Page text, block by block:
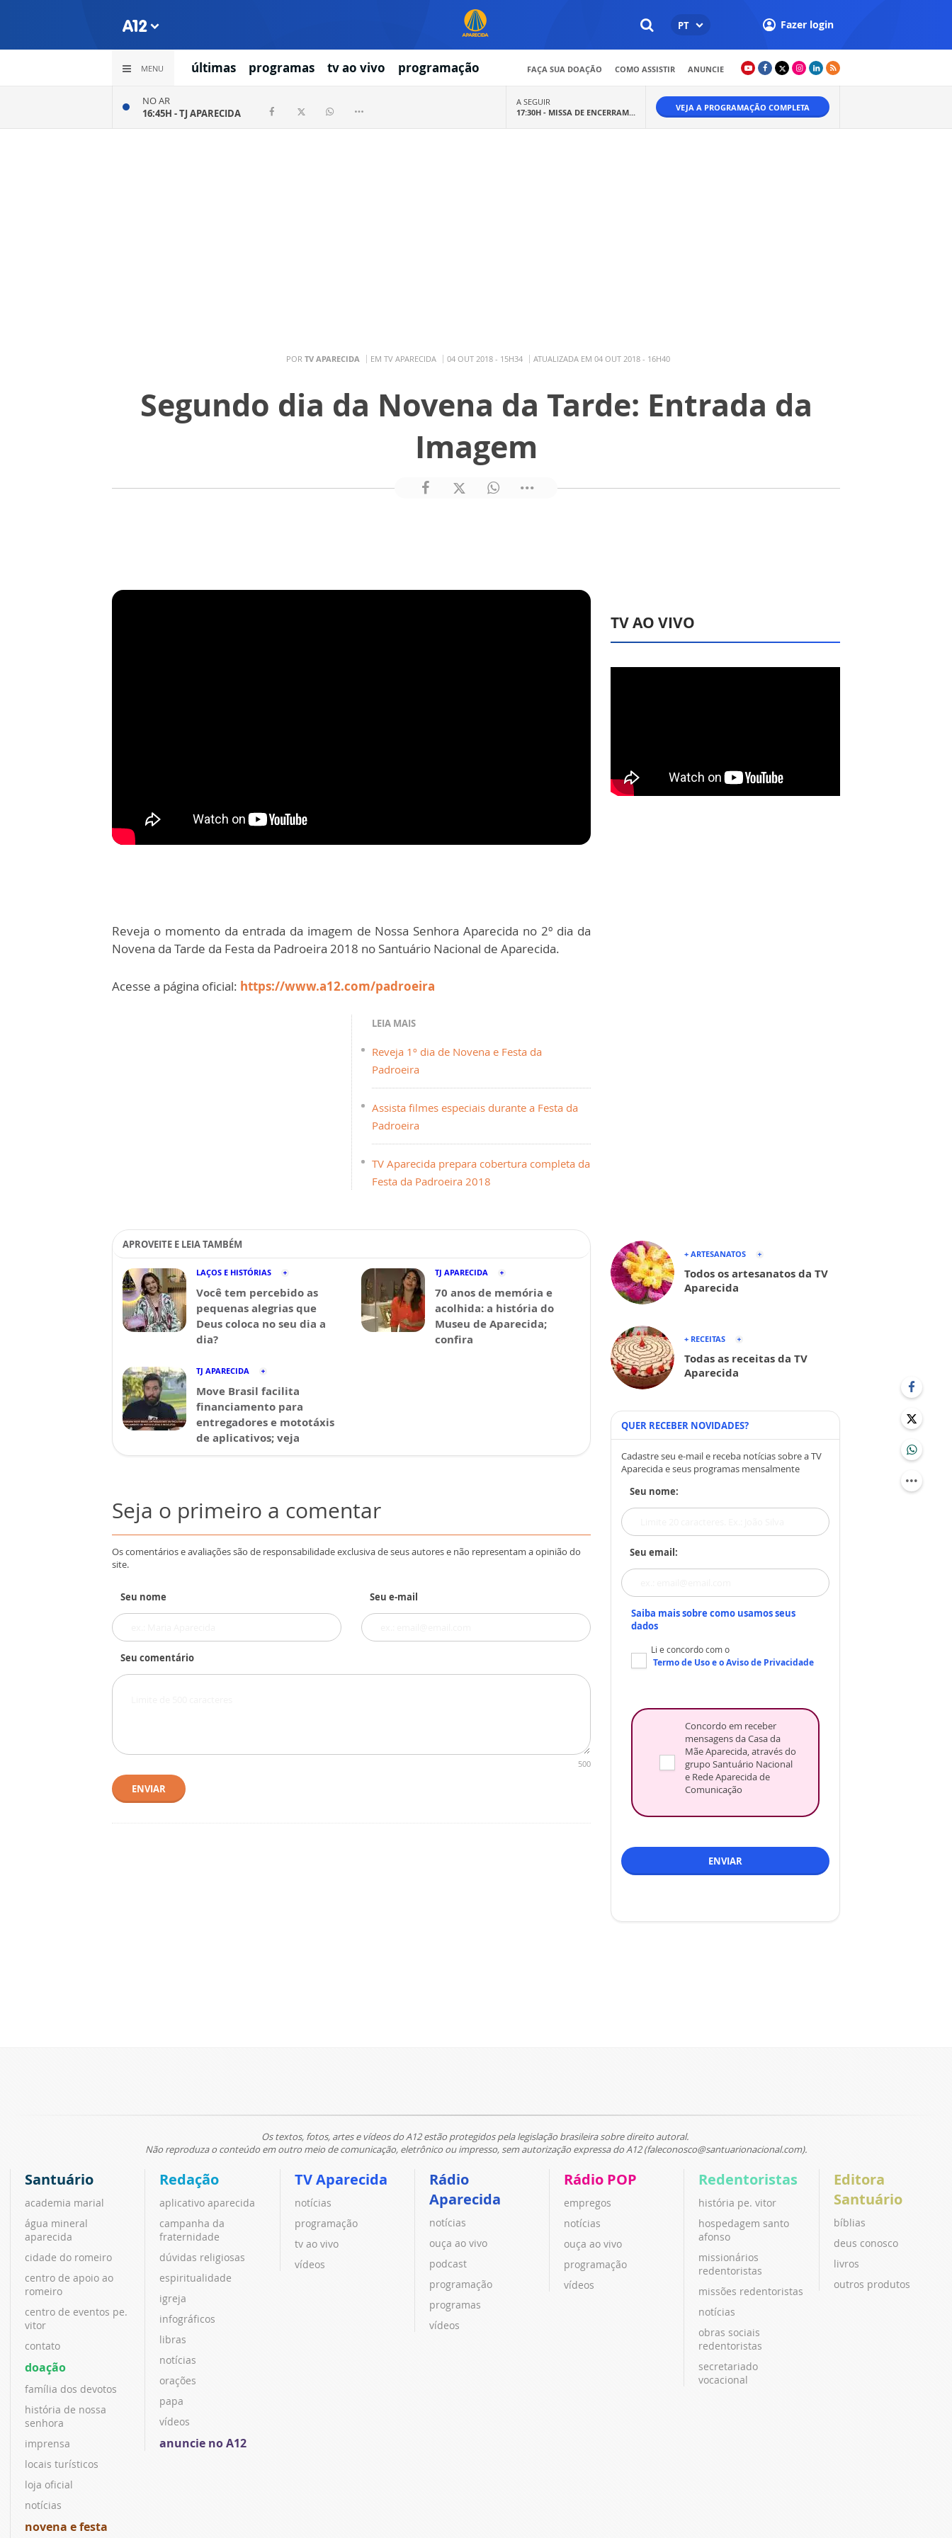
PT Fazer login
MENU últimas programas tv ao vivo programação FAÇA SUA DOAÇÃO COMO ASSISTIR ANUNCIE
NO AR
16:45H -TJ APARECIDA
A SEGUIR
17:30H - MISSA DE ENCERRAM... VEJA A PROGRAMAÇÃO COMPLETA
POR TV APARECIDA EM TV APARECIDA 04 OUT 2018 - 15H34 ATUALIZADA EM 04 OUT 2018 - 16H40
Segundo dia da Novena da Tarde: Entrada da
Imagem
Reveja o momento da entrada da imagem de Nossa Senhora Aparecida no 2º dia da
Novena da Tarde da Festa da Padroeira 2018 no Santuário Nacional de Aparecida.
Acesse a página oficial: https://www.a12.com/padroeira
LEIA MAIS
Reveja 1º dia de Novena e Festa da
Padroeira
Assista filmes especiais durante a Festa da
Padroeira
TV Aparecida prepara cobertura completa da
Festa da Padroeira 2018
APROVEITE E LEIA TAMBÉM
LAÇOS E HISTÓRIAS
Você tem percebido as
pequenas alegrias que
Deus coloca no seu dia a
dia?
TJ APARECIDA
70 anos de memória e
acolhida: a história do
Museu de Aparecida;
confira
TJ APARECIDA
Move Brasil facilita
financiamento para
entregadores e mototáxis
de aplicativos; veja
Seja o primeiro a comentar
Os comentários e avaliações são de responsabilidade exclusiva de seus autores e não representam a opinião do
site.
Seu nome Seu e-mail
Seu comentário
500
ENVIAR
TV AO VIVO
+ ARTESANATOS
Todos os artesanatos da TV
Aparecida
+ RECEITAS
Todas as receitas da TV
Aparecida
QUER RECEBER NOVIDADES?
Cadastre seu e-mail e receba notícias sobre a TV
Aparecida e seus programas mensalmente
Seu nome:
Seu email:
Saiba mais sobre como usamos seus
dados
Li e concordo com o
Termo de Usoe oAviso de Privacidade
Concordo em receber
mensagens da Casa da
Mãe Aparecida, através do
grupo Santuário Nacional
e Rede Aparecida de
Comunicação
ENVIAR
Os textos, fotos, artes e vídeos do A12 estão protegidos pela legislação brasileira sobre direito autoral.
Não reproduza o conteúdo em outro meio de comunicação, eletrônico ou impresso, sem autorização expressa do A12 (faleconosco@santuarionacional.com).
Santuário
academia marial
água mineral
aparecida
cidade do romeiro
centro de apoio ao
romeiro
centro de eventos pe.
vitor
contato
doação
família dos devotos
história de nossa
senhora
imprensa
locais turísticos
loja oficial
notícias
novena e festa
Redação
aplicativo aparecida
campanha da
fraternidade
dúvidas religiosas
espiritualidade
igreja
infográficos
libras
notícias
orações
papa
vídeos
anuncie no A12
TV Aparecida
notícias
programação
tv ao vivo
vídeos
Rádio
Aparecida
notícias
ouça ao vivo
podcast
programação
programas
vídeos
Rádio POP
empregos
notícias
ouça ao vivo
programação
vídeos
Redentoristas
história pe. vitor
hospedagem santo
afonso
missionários
redentoristas
missões redentoristas
notícias
obras sociais
redentoristas
secretariado
vocacional
Editora
Santuário
bíblias
deus conosco
livros
outros produtos